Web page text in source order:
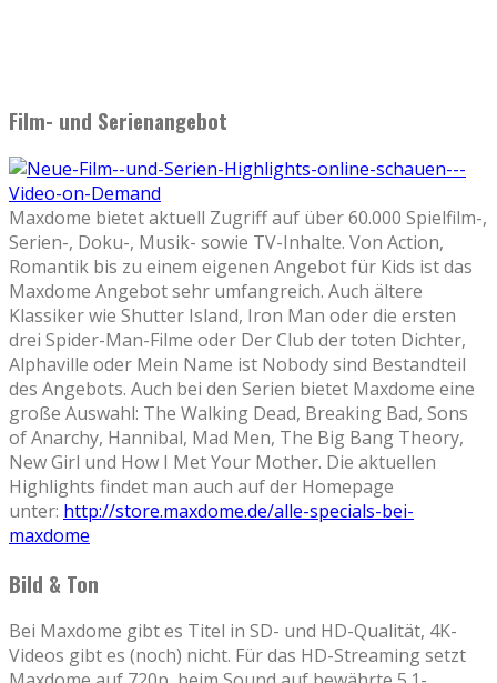
Film- und Serienangebot
Maxdome bietet aktuell Zugriff auf über 60.000 Spielfilm-,
Serien-, Doku-, Musik- sowie TV-Inhalte. Von Action,
Romantik bis zu einem eigenen Angebot für Kids ist das
Maxdome Angebot sehr umfangreich. Auch ältere
Klassiker wie Shutter Island, Iron Man oder die ersten
drei Spider-Man-Filme oder Der Club der toten Dichter,
Alphaville oder Mein Name ist Nobody sind Bestandteil
des Angebots. Auch bei den Serien bietet Maxdome eine
große Auswahl: The Walking Dead, Breaking Bad, Sons
of Anarchy, Hannibal, Mad Men, The Big Bang Theory,
New Girl und How I Met Your Mother. Die aktuellen
Highlights findet man auch auf der Homepage
unter: http://store.maxdome.de/alle-specials-bei-
maxdome
Bild & Ton
Bei Maxdome gibt es Titel in SD- und HD-Qualität, 4K-
Videos gibt es (noch) nicht. Für das HD-Streaming setzt